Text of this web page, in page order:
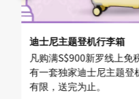
迪士尼主题登机行李箱
凡购满S$900新罗线上免
有一套独家迪士尼主题
有限，送完为止。